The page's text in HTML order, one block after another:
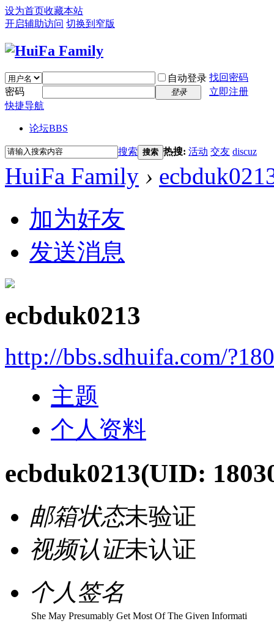
设为首页收藏本站
开启辅助访问 切换到窄版
自动登录 找回密码
密码
登录
立即注册
快捷导航
论坛BBS
搜索 搜索 热搜: 活动 交友 discuz
HuiFa Family ›
加为好友
发送消息
ecbduk0213
http://bbs.sdhuifa.com/
主题
个人资料
ecbduk0213(UID:
邮箱状态未验证
视频认证未认证
个人签名
She May Presumably Get Most Of The Given Informati